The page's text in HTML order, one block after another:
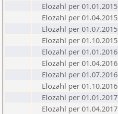
Elozahl per 01.01.2015
Elozahl per 01.04.2015
Elozahl per 01.07.2015
Elozahl per 01.10.2015
Elozahl per 01.01.2016
Elozahl per 01.04.2016
Elozahl per 01.07.2016
Elozahl per 01.10.2016
Elozahl per 01.01.2017
Elozahl per 01.04.2017